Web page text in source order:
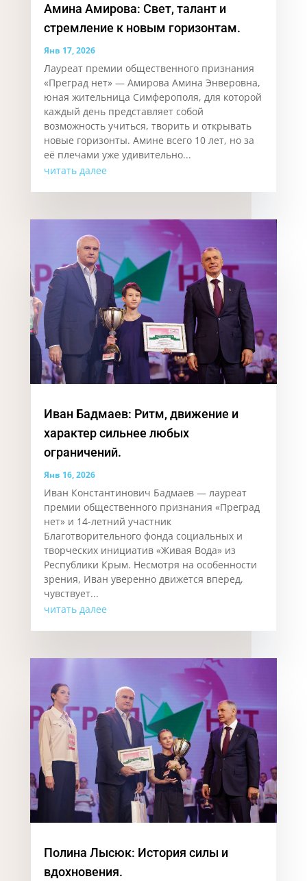
Амина Амирова: Свет, талант и
стремление к новым горизонтам.
Янв 17, 2026
Лауреат премии общественного признания
«Преград нет» — Амирова Амина Энверовна,
юная жительница Симферополя, для которой
каждый день представляет собой
возможность учиться, творить и открывать
новые горизонты. Аминe всего 10 лет, но за
её плечами уже удивительно...
читать далее
Иван Бадмаев: Ритм, движение и
характер сильнее любых
ограничений.
Янв 16, 2026
Иван Константинович Бадмаев — лауреат
премии общественного признания «Преград
нет» и 14-летний участник
Благотворительного фонда социальных и
творческих инициатив «Живая Вода» из
Республики Крым. Несмотря на особенности
зрения, Иван уверенно движется вперед,
чувствует...
читать далее
Полина Лысюк: История силы и
вдохновения.